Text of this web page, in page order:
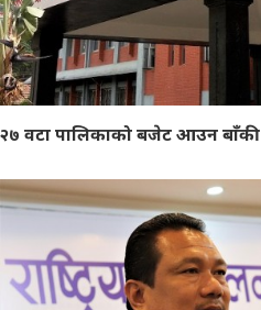
२७ वटा पालिकाको बजेट आउन बाँकी